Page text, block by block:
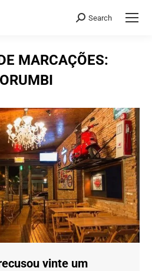
Search:
Search
MARCAÇÕES:
vinte um